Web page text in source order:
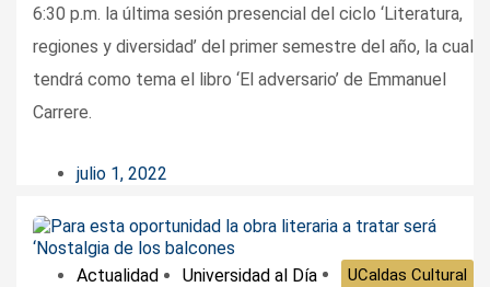
6:30 p.m. la última sesión presencial del ciclo ‘Literatura,
regiones y diversidad’ del primer semestre del año, la cual
tendrá como tema el libro ‘El adversario’ de Emmanuel
Carrere.
julio 1, 2022
Actualidad Universidad al Día UCaldas Cultural